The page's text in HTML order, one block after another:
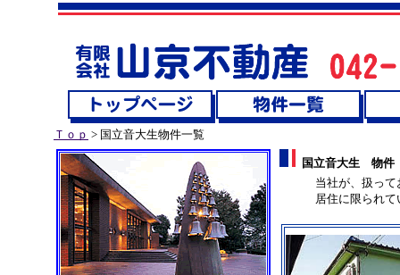
Ｔｏｐ > 国立音大生物件一覧
国立音大生 物件
当社が、扱っ
居住に限られ